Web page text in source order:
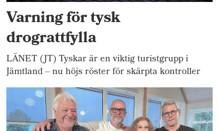
Varning för tysk
drograttfylla
LÄNET (JT) Tyskar är en viktig turistgrupp i
Jämtland – nu höjs röster för skärpta kontroller